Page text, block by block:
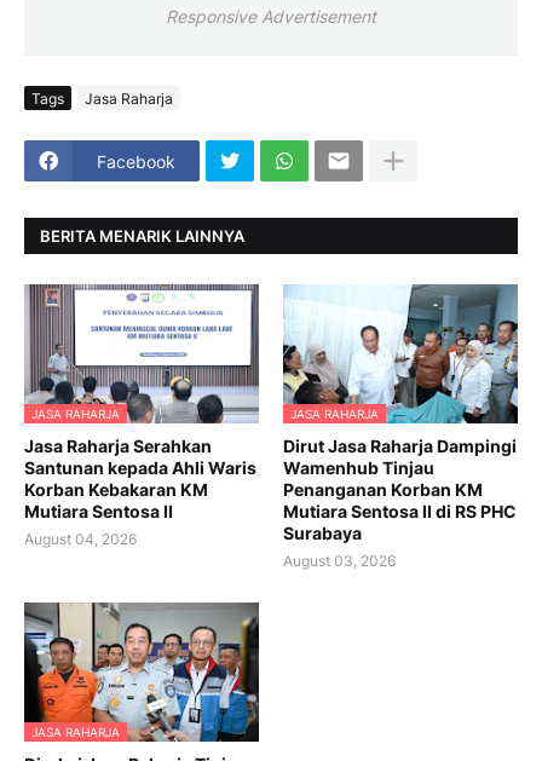
Responsive Advertisement
Tags Jasa Raharja
Facebook
BERITA MENARIK LAINNYA
JASA RAHARJA
Jasa Raharja Serahkan
Santunan kepada Ahli Waris
Korban Kebakaran KM
Mutiara Sentosa II
August 04, 2026
JASA RAHARJA
Dirut Jasa Raharja Dampingi
Wamenhub Tinjau
Penanganan Korban KM
Mutiara Sentosa II di RS PHC
Surabaya
August 03, 2026
JASA RAHARJA